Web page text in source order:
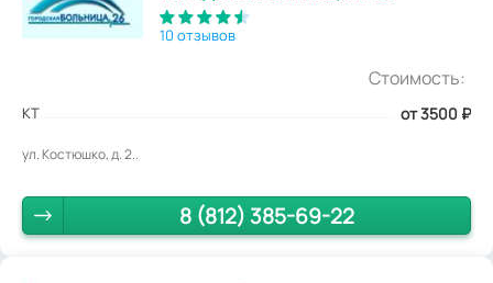
10 отзывов
Стоимость:
КТ от 3500 ₽
ул. Костюшко, д. 2..
8 (812) 385-69-22